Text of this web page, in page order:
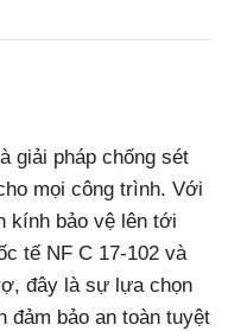
giải pháp chống sét
mọi công trình. Với
kính bảo vệ lên tới
tế NF C 17-102 và
đây là sự lựa chọn
đảm bảo an toàn tuyệt